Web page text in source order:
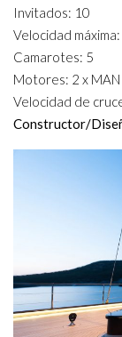
Invitados: 10
Velocidad
Camarotes: 5
Motores: 2 x
Velocidad de
Constructor/